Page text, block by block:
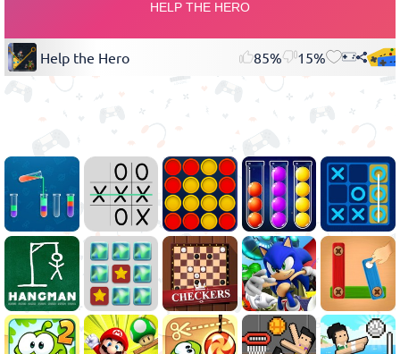
Help the Hero 85% 15%